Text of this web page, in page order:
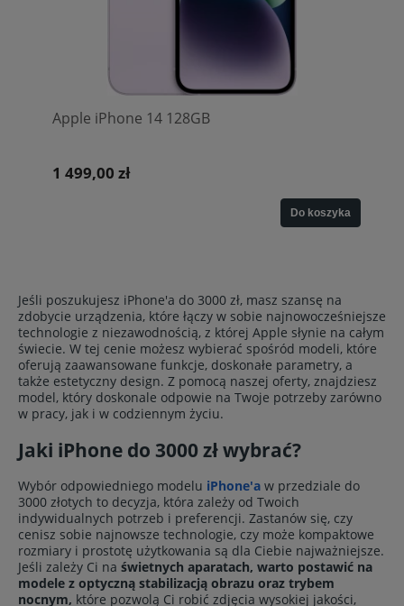
Apple iPhone 14 128GB
1 499,00 zł
Do koszyka
Jeśli poszukujesz iPhone'a do 3000 zł, masz szansę na
zdobycie urządzenia, które łączy w sobie najnowocześniejsze
technologie z niezawodnością, z której Apple słynie na całym
świecie. W tej cenie możesz wybierać spośród modeli, które
oferują zaawansowane funkcje, doskonałe parametry, a
także estetyczny design. Z pomocą naszej oferty, znajdziesz
model, który doskonale odpowie na Twoje potrzeby zarówno
w pracy, jak i w codziennym życiu.
Jaki iPhone do 3000 zł wybrać?
Wybór odpowiedniego modelu iPhone'a w przedziale do
3000 złotych to decyzja, która zależy od Twoich
indywidualnych potrzeb i preferencji. Zastanów się, czy
cenisz sobie najnowsze technologie, czy może kompaktowe
rozmiary i prostotę użytkowania są dla Ciebie najważniejsze.
Jeśli zależy Ci na świetnych aparatach, warto postawić na
modele z optyczną stabilizacją obrazu oraz trybem
nocnym, które pozwolą Ci robić zdjęcia wysokiej jakości,